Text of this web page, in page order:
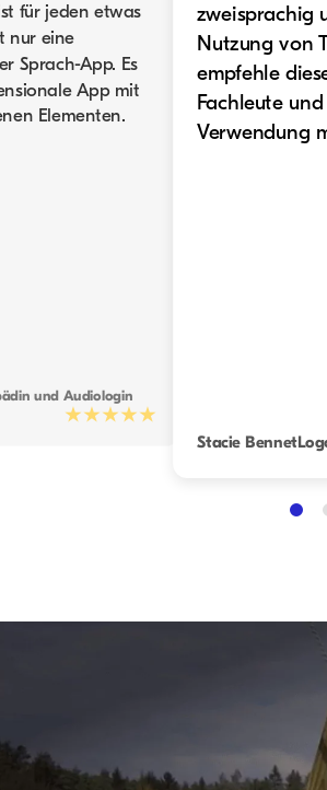
für jeden etwas
nur eine
Sprach-App. Es
App mit
Elementen.
und Audiologin
★★★★★
zweisprachig
Nutzung von
empfehle
Fachleute
Verwendung
Stacie Bennet